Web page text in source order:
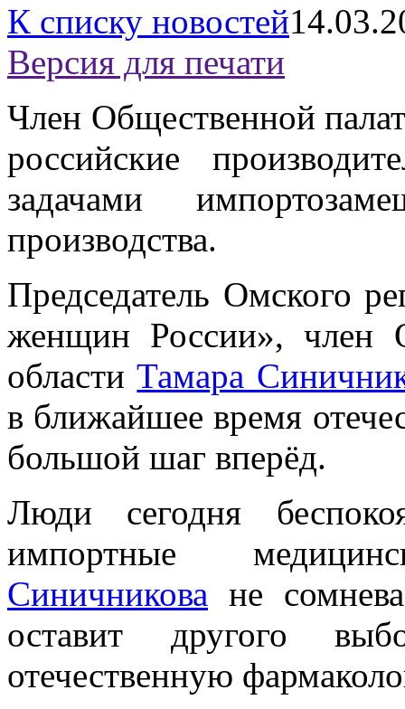
К списку новостей
Версия для печати
Член Общественной
российские
задачами
производства.
Председатель Омского
женщин России», член
областиТамара
в ближайшее время
большой шаг вперёд.
Люди сегодня
импортные
Синичникова не
оставит другого
отечественную